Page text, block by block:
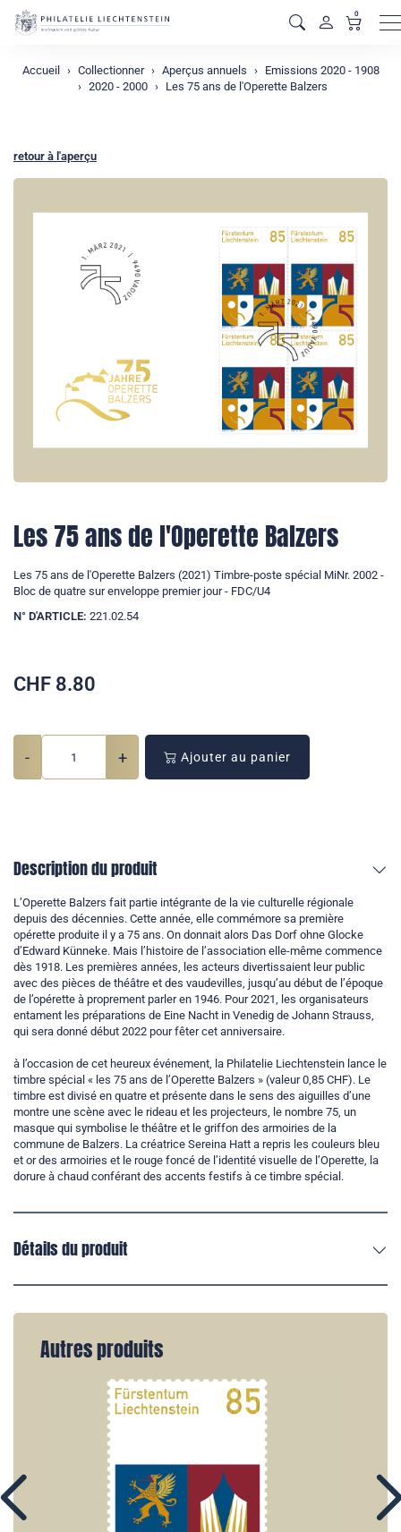
0
Accueil Collectionner Aperçus annuels
Emissions 2020 - 1908
2020 - 2000
Les 75 ans de l'Operette Balzers
retour à l'aperçu
Les 75 ans de l'Operette Balzers
Les 75 ans de l'Operette Balzers (2021) Timbre-poste spécial MiNr. 2002 -
Bloc de quatre sur enveloppe premier jour - FDC/U4
N° D'ARTICLE: 221.02.54
CHF 8.80
- + Ajouter au panier
Description du produit
L’Operette Balzers fait partie intégrante de la vie culturelle régionale
depuis des décennies. Cette année, elle commémore sa première
opérette produite il y a 75 ans. On donnait alors Das Dorf ohne Glocke
d’Edward Künneke. Mais l’histoire de l’association elle-même commence
dès 1918. Les premières années, les acteurs divertissaient leur public
avec des pièces de théâtre et des vaudevilles, jusqu’au début de l’époque
de l’opérette à proprement parler en 1946. Pour 2021, les organisateurs
entament les préparations de Eine Nacht in Venedig de Johann Strauss,
qui sera donné début 2022 pour fêter cet anniversaire.
à l’occasion de cet heureux événement, la Philatelie Liechtenstein lance le
timbre spécial « les 75 ans de l’Operette Balzers » (valeur 0,85 CHF). Le
timbre est divisé en quatre et présente dans le sens des aiguilles d’une
montre une scène avec le rideau et les projecteurs, le nombre 75, un
masque qui symbolise le théâtre et le griffon des armoiries de la
commune de Balzers. La créatrice Sereina Hatt a repris les couleurs bleu
et or des armoiries et le rouge foncé de l’identité visuelle de l’Operette, la
dorure à chaud conférant des accents festifs à ce timbre spécial.
Détails du produit
Autres produits